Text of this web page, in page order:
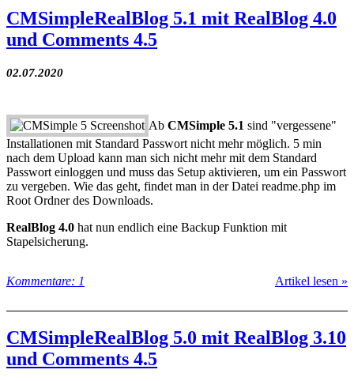
CMSimpleRealBlog 5.1 mit RealBlog 4.0
und Comments 4.5
02.07.2020
Ab CMSimple 5.1 sind "vergessene"
Installationen mit Standard Passwort nicht mehr möglich. 5 min
nach dem Upload kann man sich nicht mehr mit dem Standard
Passwort einloggen und muss das Setup aktivieren, um ein Passwort
zu vergeben. Wie das geht, findet man in der Datei readme.php im
Root Ordner des Downloads.
RealBlog 4.0 hat nun endlich eine Backup Funktion mit
Stapelsicherung.
Kommentare: 1 Artikel lesen »
CMSimpleRealBlog 5.0 mit RealBlog 3.10
und Comments 4.5